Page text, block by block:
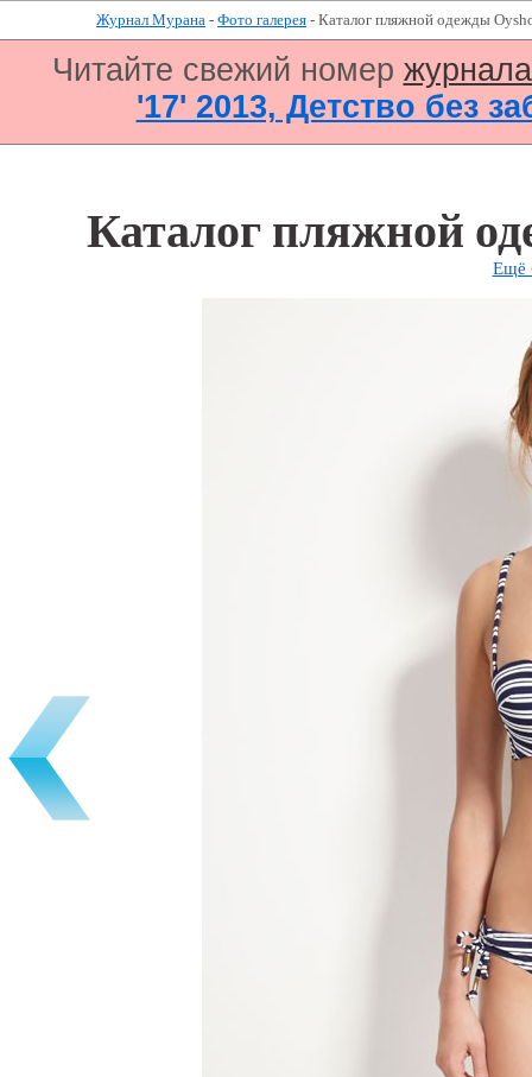
Журнал Мурана - Фото галерея - Каталог пляжной одежды
Читайте свежий номер
'17' 2013, Детство без
Каталог пляжной
Ещё